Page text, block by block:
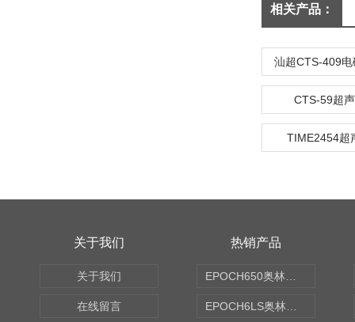
相关产品：
汕超CTS-409
CTS-59超
TIME2454超
关于我们
关于我们
在线留言
热销产品